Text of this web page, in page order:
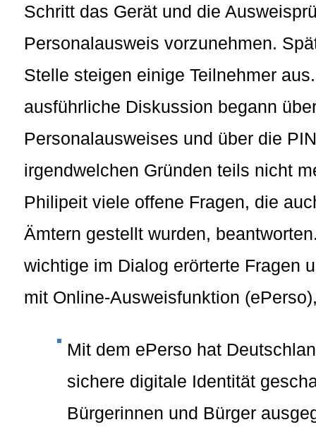
Schritt das Gerät und die
Personalausweis vorzunehmen.
Stelle steigen einige Teilnehmer
ausführliche Diskussion begann
Personalausweises und über die
irgendwelchen Gründen teils nicht
Philipeit viele offene Fragen, die
Ämtern gestellt wurden,
wichtige im Dialog erörterte Fragen
mit Online-Ausweisfunktion
Mit dem ePerso hat
sichere digitale Identität
Bürgerinnen und Bürger